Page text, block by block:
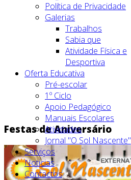
Política de Privacidade
Galerias
Trabalhos
Sabia que
Atividade Física e
Desportiva
Oferta Educativa
Pré-escolar
1º Ciclo
Apoio Pedagógico
Manuais Escolares
Atividades
Jornal "O Sol Nascente"
Serviços
Noticias
Contactos
Festas de Aniversário